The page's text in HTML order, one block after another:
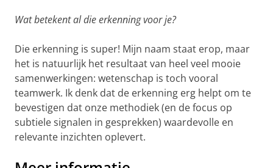
Wat betekent al die erkenning voor je?
Die erkenning is super! Mijn naam staat erop, maar
het is natuurlijk het resultaat van heel veel mooie
samenwerkingen: wetenschap is toch vooral
teamwerk. Ik denk dat de erkenning erg helpt om te
bevestigen dat onze methodiek (en de focus op
subtiele signalen in gesprekken) waardevolle en
relevante inzichten oplevert.